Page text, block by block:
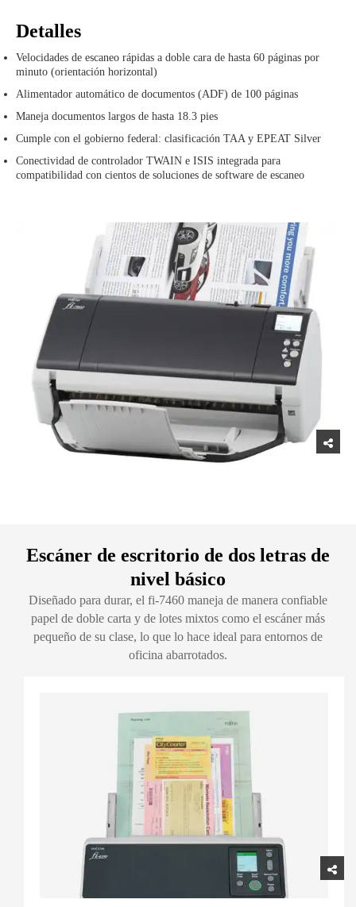
Detalles
Velocidades de escaneo rápidas a doble cara de hasta 60 páginas por
minuto (orientación horizontal)
Alimentador automático de documentos (ADF) de 100 páginas
Maneja documentos largos de hasta 18.3 pies
Cumple con el gobierno federal: clasificación TAA y EPEAT Silver
Conectividad de controlador TWAIN e ISIS integrada para
compatibilidad con cientos de soluciones de software de escaneo
Escáner de escritorio de dos letras de
nivel básico
Diseñado para durar, el fi-7460 maneja de manera confiable
papel de doble carta y de lotes mixtos como el escáner más
pequeño de su clase, lo que lo hace ideal para entornos de
oficina abarrotados.